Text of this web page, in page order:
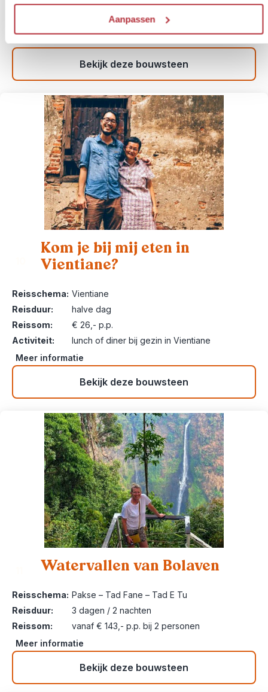
Aanpassen
Inclusief:
maaltijden
Bekijk deze bouwsteen
Kom je bij mij eten in
Vientiane?
Reisschema: Vientiane
Reisduur:
halve dag
Reissom:
€ 26,- p.p.
Activiteit:
lunch of diner bij gezin in Vientiane
Meer informatie
Bekijk deze bouwsteen
Watervallen van Bolaven
Reisschema: Pakse – Tad Fane – Tad E Tu
Reisduur:
3 dagen / 2 nachten
Reissom:
vanaf € 143,- p.p. bij 2 personen
Meer informatie
Bekijk deze bouwsteen